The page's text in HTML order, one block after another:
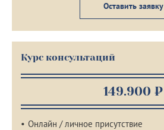
Оставить заявку
Курс консультаций
149.900 ₽
Онлайн / личное присутствие